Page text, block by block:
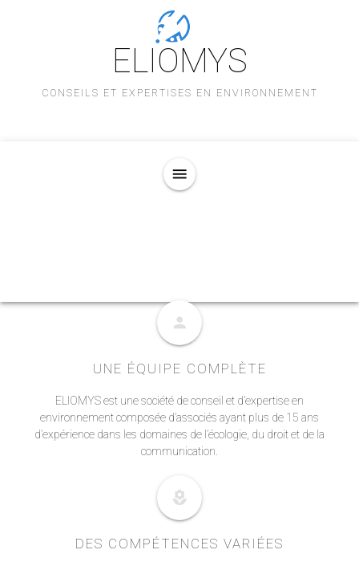
ELIOMYS
CONSEILS ET EXPERTISES EN ENVIRONNEMENT
menu
person
UNE ÉQUIPE COMPLÈTE
ELIOMYS est une société de conseil et d’expertise en
environnement composée d’associés ayant plus de 15 ans
d’expérience dans les domaines de l’écologie, du droit et de la
communication.
local_florist
DES COMPÉTENCES VARIÉES